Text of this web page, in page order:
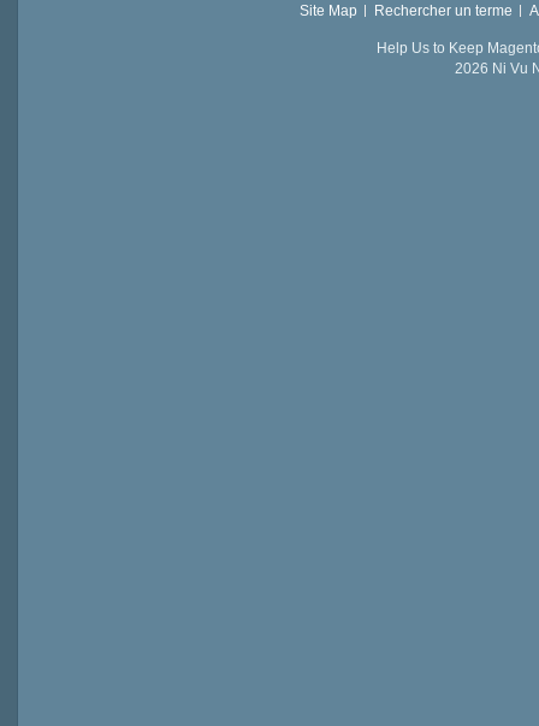
Site Map
Rechercher un terme
Help Us to Keep
2026 Ni Vu